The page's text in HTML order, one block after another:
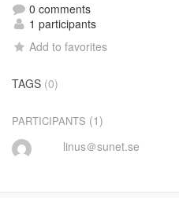
0 comments
1 participants
Add to favorites
TAGS (0)
PARTICIPANTS (1)
linus＠sunet.se